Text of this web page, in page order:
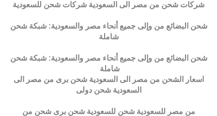
شركات شحن من مصر الى السعودية شركات شحن للسعودية
شحن البضائع من وإلى جميع أنحاء مصر والسعودية: شبكة شحن
شاملة
شحن البضائع من وإلى جميع أنحاء مصر والسعودية: شبكة شحن
شاملة
اسعار الشحن من مصر الى السعودية شحن برى من مصر الى
السعودية شحن دولى
من مصر للسعودية شحن للسعودية شحن برى شحن من